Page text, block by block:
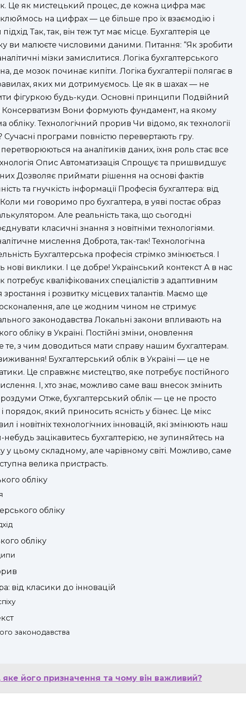
Це як мистецький процес, де кожна цифра має
на цифрах — це більше про їх взаємодію і
Так, так, він теж тут має місце. Бухгалтерія це
ви малюєте числовими даними. Питання: “Як зробити
мізки замислитися. Логіка бухгалтерського
де мозок починає кипіти. Логіка бухгалтерії полягає в
яких ми дотримуємось. Це як в шахах — не
фігуркою будь-куди. Основні принципи Подвійний
Консерватизм Вони формують фундамент, на якому
обліку. Технологічний прорив Чи відомо, як технології
Сучасні програми повністю перевертають гру.
на аналітиків даних, їхня роль стає все
Опис Автоматизація Спрощує та пришвидшує
Дозволяє приймати рішення на основі фактів
та гнучкість інформації Професія бухгалтера: від
ми говоримо про бухгалтера, в уяві постає образ
Але реальність така, що сьогодні
класичні знання з новітніми технологіями.
мислення Доброта, так-так! Технологічна
Бухгалтерська професія стрімко змінюється. І
нові виклики. І це добре! Український контекст А в нас
кваліфікованих спеціалістів з адаптивним
і розвитку місцевих талантів. Маємо ще
але це жодним чином не стримує
законодавства Локальні закони впливають на
обліку в Україні. Постійні зміни, оновлення
те, з чим доводиться мати справу нашим бухгалтерам.
Бухгалтерський облік в Україні — це не
Це справжнє мистецтво, яке потребує постійного
І, хто знає, можливо саме ваш внесок змінить
роздуми Отже, бухгалтерський облік — це не просто
і порядок, який приносить ясність у бізнес. Це мікс
і новітніх технологічних інновацій, які змінюють наш
зацікавитесь бухгалтерією, не зупиняйтесь на
у цьому складному, але чарівному світі. Можливо, саме
велика пристрасть.
обліку
обліку
обліку
від класики до інновацій
законодавства
його призначення та чому він важливий?